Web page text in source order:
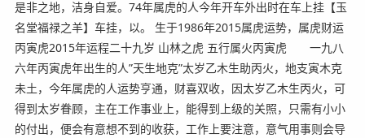
是非之地，洁身自爱。74年属虎的人今年开车外出时在车上挂【玉
名堂福禄之羊】车挂，以。 生于1986年2015属虎运势，属虎财运
丙寅虎2015年运程二十九岁 山林之虎 五行属火丙寅虎 一九八
六年丙寅虎年出生的人”天生地克”太岁乙木生助丙火，地支寅木克
未土，今年属虎的人运势亨通，财喜双收，因太岁乙木生丙火，可
得到太岁眷顾，主在工作事业上，能得到上级的关照，只需有小小
的付出，便会有意想不到的收获，工作上要注意，意气用事则会导